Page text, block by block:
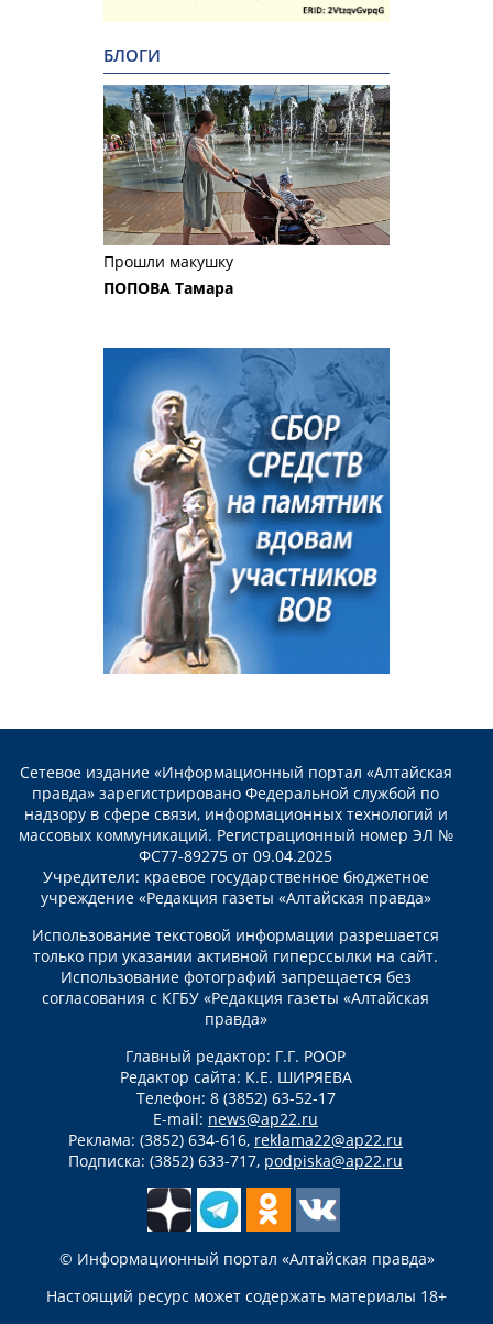
БЛОГИ
Прошли макушку
ПОПОВА Тамара
Сетевое издание «Информационный портал «Алтайская
правда» зарегистрировано Федеральной службой по
надзору в сфере связи, информационных технологий и
массовых коммуникаций. Регистрационный номер ЭЛ №
ФС77-89275 от 09.04.2025
Учредители: краевое государственное бюджетное
учреждение «Редакция газеты «Алтайская правда»
Использование текстовой информации разрешается
только при указании активной гиперссылки на сайт.
Использование фотографий запрещается без
согласования с КГБУ «Редакция газеты «Алтайская
правда»
Главный редактор: Г.Г. РООР
Редактор сайта: К.Е. ШИРЯЕВА
Телефон: 8 (3852) 63-52-17
E-mail: news@ap22.ru
Реклама: (3852) 634-616, reklama22@ap22.ru
Подписка: (3852) 633-717, podpiska@ap22.ru
© Информационный портал «Алтайская правда»
Настоящий ресурс может содержать материалы 18+